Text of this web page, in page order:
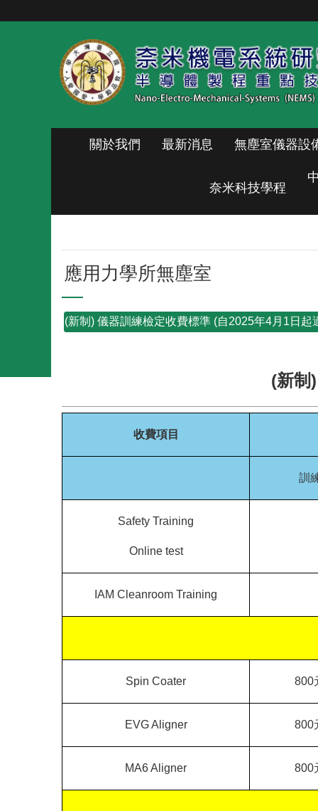
關於我們 最新消息 無塵室儀器設
奈米科技學程
應用力學所無塵室
(新制) 儀器訓練檢定收費標準 (自2025年4月1日起
(新制
收費項目
訓
Safety Training
Online test
IAM Cleanroom Training
Spin Coater 800
EVG Aligner 800
MA6 Aligner 800